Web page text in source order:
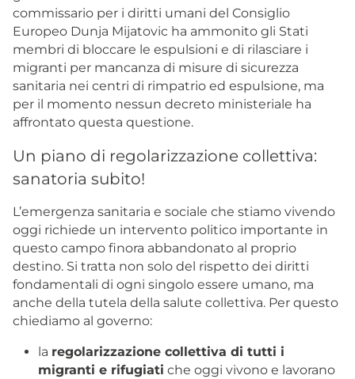
commissario per i diritti umani del Consiglio
Europeo Dunja Mijatovic ha ammonito gli Stati
membri di bloccare le espulsioni e di rilasciare i
migranti per mancanza di misure di sicurezza
sanitaria nei centri di rimpatrio ed espulsione, ma
per il momento nessun decreto ministeriale ha
affrontato questa questione.
Un piano di regolarizzazione collettiva:
sanatoria subito!
L’emergenza sanitaria e sociale che stiamo vivendo
oggi richiede un intervento politico importante in
questo campo finora abbandonato al proprio
destino. Si tratta non solo del rispetto dei diritti
fondamentali di ogni singolo essere umano, ma
anche della tutela della salute collettiva. Per questo
chiediamo al governo:
la regolarizzazione collettiva di tutti i
migranti e rifugiati che oggi vivono e lavorano